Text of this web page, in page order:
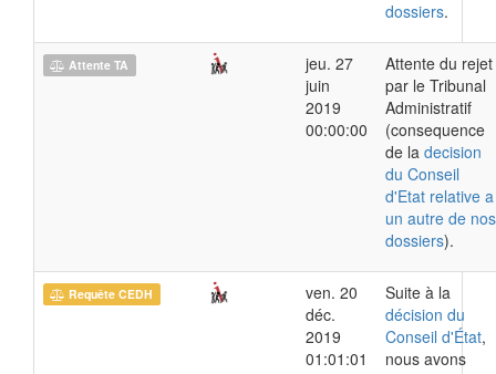
dossiers.
Attente TA
jeu. 27
juin
2019
00:00:00
Attente du rejet
par le Tribunal
Administratif
(consequence
de la decision
du Conseil
d'Etat relative a
un autre de nos
dossiers).
Requête CEDH
ven. 20
déc.
2019
01:01:01
Suite à la
décision du
Conseil d'État,
nous avons